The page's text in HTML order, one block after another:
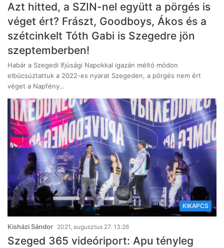
Azt hitted, a SZIN-nel együtt a pörgés is
véget ért? Frászt, Goodboys, Ákos és a
szétcinkelt Tóth Gabi is Szegedre jön
szeptemberben!
Habár a Szegedi Ifjúsági Napokkal igazán méltó módon
elbúcsúztattuk a 2022-es nyarat Szegeden, a pörgés nem ért
véget a Napfény…
KIKAPCS
Kisházi Sándor 2021, augusztus 27. 13:26
Szeged 365 videóriport: Apu tényleg